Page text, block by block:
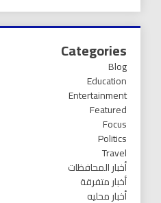
Categories
Blog
Education
Entertainment
Featured
Focus
Politics
Travel
أخبار المحافظات
أخبار متفرقة
أخبار محليه